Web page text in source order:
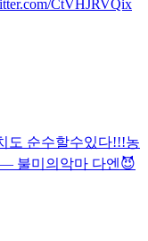
CtVHJRVQix
도 순수할수있다!!!농
불미의악마 다엔😈